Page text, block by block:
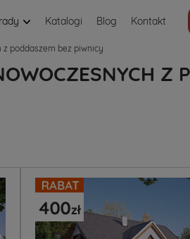
Katalogi Blog Kontakt
poddaszem bez piwnicy
Z